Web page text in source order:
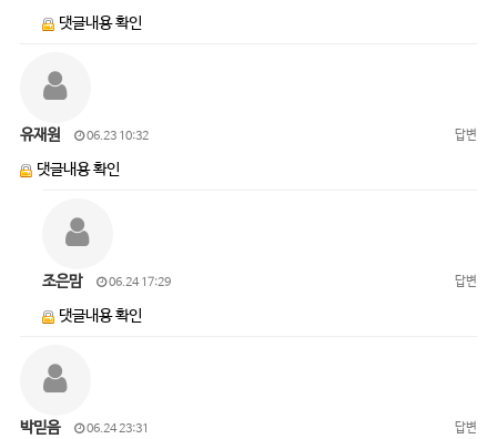
댓글내용 확인
유재원 06.23 10:32 답변
댓글내용 확인
조은맘 06.24 17:29 답변
댓글내용 확인
박믿음 06.24 23:31 답변